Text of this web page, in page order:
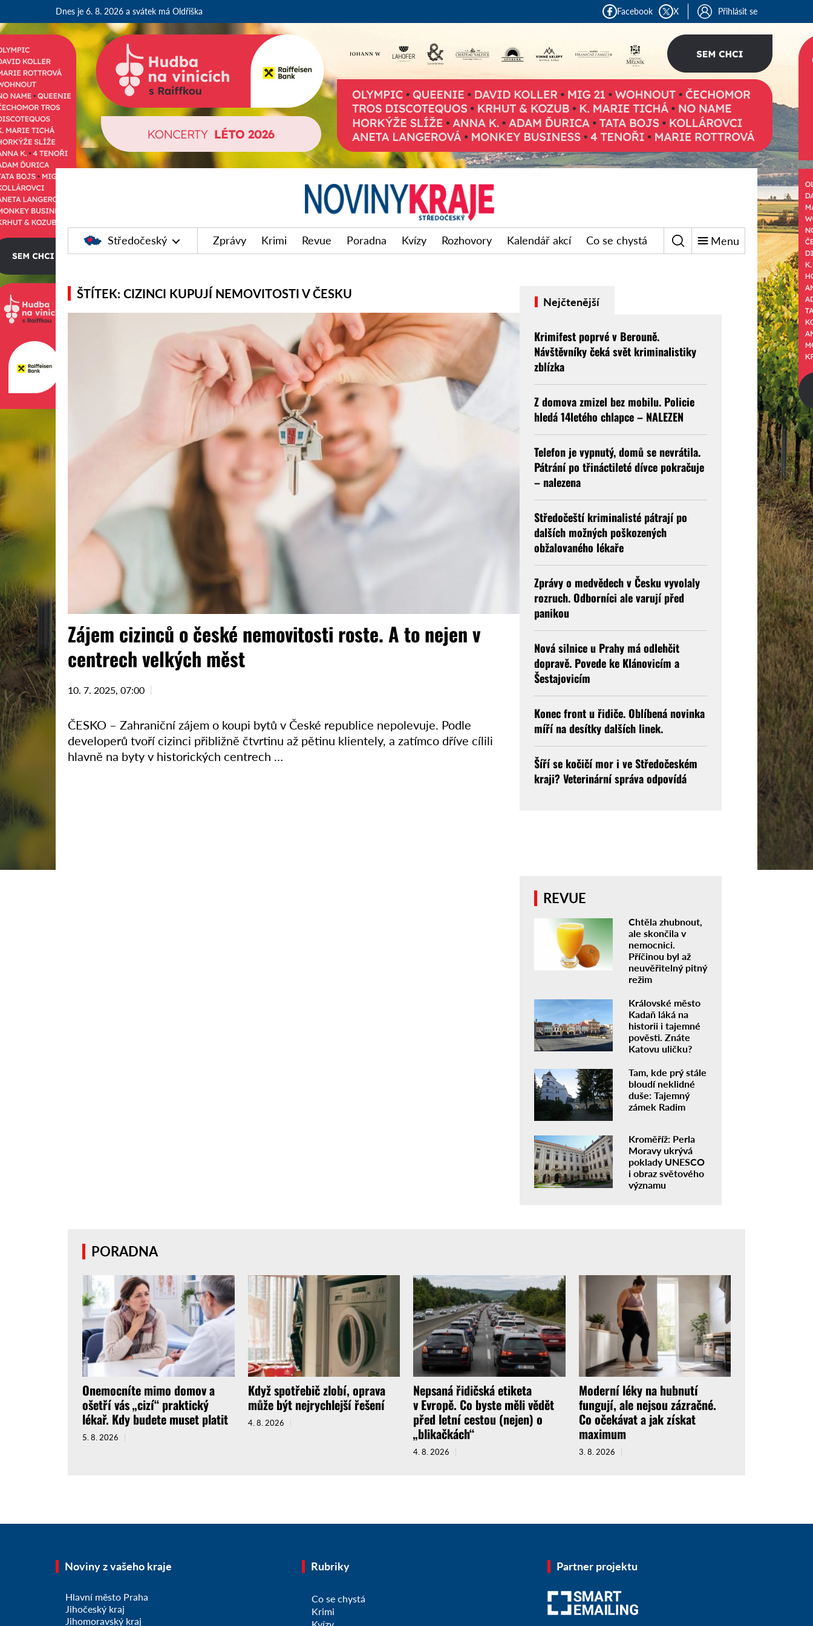
Dnes je 6. 8. 2026 a svátek má Oldřiška Facebook X Přihlásit se
Středočeský Zprávy Krimi Revue Poradna Kvízy Rozhovory Kalendář akcí Co se chystá Menu
ŠTÍTEK: CIZINCI KUPUJÍ NEMOVITOSTI V ČESKU
Zájem cizinců o české nemovitosti roste. A to nejen v
centrech velkých měst
10. 7. 2025, 07:00
ČESKO – Zahraniční zájem o koupi bytů v České republice nepolevuje. Podle
developerů tvoří cizinci přibližně čtvrtinu až pětinu klientely, a zatímco dříve cílili
hlavně na byty v historických centrech …
Nejčtenější
Krimifest poprvé v Berouně.
Návštěvníky čeká svět kriminalistiky
zblízka
Z domova zmizel bez mobilu. Policie
hledá 14letého chlapce – NALEZEN
Telefon je vypnutý, domů se nevrátila.
Pátrání po třináctileté dívce pokračuje
– nalezena
Středočeští kriminalisté pátrají po
dalších možných poškozených
obžalovaného lékaře
Zprávy o medvědech v Česku vyvolaly
rozruch. Odborníci ale varují před
panikou
Nová silnice u Prahy má odlehčit
dopravě. Povede ke Klánovicím a
Šestajovicím
Konec front u řidiče. Oblíbená novinka
míří na desítky dalších linek.
Šíří se kočičí mor i ve Středočeském
kraji? Veterinární správa odpovídá
REVUE
Chtěla zhubnout,
ale skončila v
nemocnici.
Příčinou byl až
neuvěřitelný pitný
režim
Královské město
Kadaň láká na
historii i tajemné
pověsti. Znáte
Katovu uličku?
Tam, kde prý stále
bloudí neklidné
duše: Tajemný
zámek Radim
Kroměříž: Perla
Moravy ukrývá
poklady UNESCO
i obraz světového
významu
PORADNA
Onemocníte mimo domov a
ošetří vás „cizí“ praktický
lékař. Kdy budete muset platit
5. 8. 2026
Když spotřebič zlobí, oprava
může být nejrychlejší řešení
4. 8. 2026
Nepsaná řidičská etiketa
v Evropě. Co byste měli vědět
před letní cestou (nejen) o
„blikačkách“
4. 8. 2026
Moderní léky na hubnutí
fungují, ale nejsou zázračné.
Co očekávat a jak získat
maximum
3. 8. 2026
Noviny z vašeho kraje
Hlavní město Praha
Jihočeský kraj
Jihomoravský kraj
Rubriky
Co se chystá
Krimi
Partner projektu